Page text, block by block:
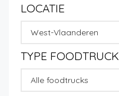
LOCATIE
West-Vlaanderen
TYPE FOODTRUCK
Alle foodtrucks